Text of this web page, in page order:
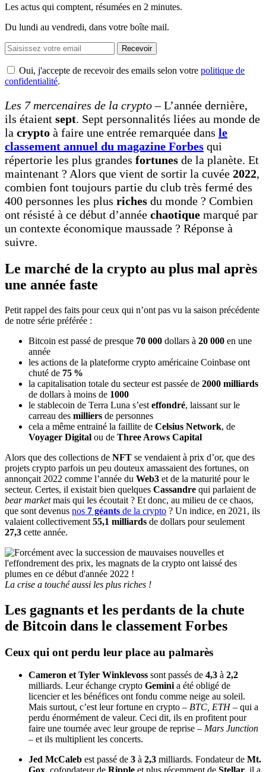
Les actus qui comptent, résumées en 2 minutes.
Du lundi au vendredi, dans votre boîte mail.
Recevoir
Oui, j'accepte de recevoir des emails selon votre politique de
confidentialité.
Les 7 mercenaires de la crypto –L’année dernière,
ils étaient sept. Sept personnalités liées au monde de
la crypto à faire une entrée remarquée dans le
classement annuel du magazine Forbes qui
répertorie les plus grandes fortunes de la planète. Et
maintenant ? Alors que vient de sortir la cuvée 2022,
combien font toujours partie du club très fermé des
400 personnes les plus riches du monde ? Combien
ont résisté à ce début d’année chaotique marqué par
un contexte économique maussade ? Réponse à
suivre.
Le marché de la crypto au plus mal après
une année faste
Petit rappel des faits pour ceux qui n’ont pas vu la saison précédente
de notre série préférée :
Bitcoin est passé de presque 70 000 dollars à 20 000 en une
année
les actions de la plateforme crypto américaine Coinbase ont
chuté de 75 %
la capitalisation totale du secteur est passée de 2000 milliards
de dollars à moins de 1000
le stablecoin de Terra Luna s’est effondré, laissant sur le
carreau des milliers de personnes
cela a même entrainé la faillite de Celsius Network, de
Voyager Digital ou de Three Arows Capital
Alors que des collections de NFT se vendaient à prix d’or, que des
projets crypto parfois un peu douteux amassaient des fortunes, on
annonçait 2022 comme l’année du Web3 et de la maturité pour le
secteur. Certes, il existait bien quelques Cassandre qui parlaient de
bear marketmais qui les écoutait ? Et donc, au milieu de ce chaos,
que sont devenus nos 7 géants de la crypto ? Un indice, en 2021, ils
valaient collectivement 55,1 milliards de dollars pour seulement
27,3 cette année.
La crise a touché aussi les plus riches !
Les gagnants et les perdants de la chute
de Bitcoin dans le classement Forbes
Ceux qui ont perdu leur place au palmarès
Cameron et Tyler Winklevoss sont passés de 4,3 à 2,2
milliards. Leur échange crypto Gemini a été obligé de
licencier et les bénéfices ont fondu comme neige au soleil.
Mais surtout, c’est leur fortune en crypto – BTC, ETH– qui a
perdu énormément de valeur. Ceci dit, ils en profitent pour
faire une tournée avec leur groupe de reprise – Mars Junction
– et ils multiplient les concerts.
Jed McCaleb est passé de 3 à 2,3 milliards. Fondateur de Mt.